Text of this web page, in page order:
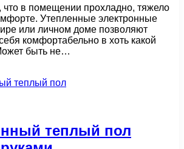
что в помещении прохладно, тяжело
Утепленные электронные
или личном доме позволяют
комфортабельно в хоть какой
быть не…
теплый пол